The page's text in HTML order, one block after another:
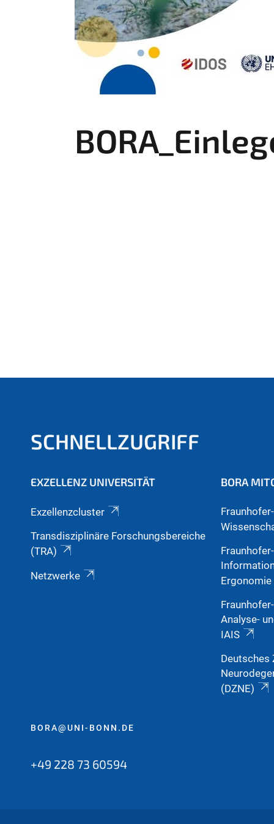
SCHNELLZUGRIFF
EXZELLENZ UNIVERSITÄT
Exzellenzcluster
Transdisziplinäre Forschungsbereiche
(TRA)
Netzwerke
BORA
Ergonomie
Analyse-
IAIS
Deutsches
(DZNE)
BORA@UNI-BONN.DE
+49 228 73 60594